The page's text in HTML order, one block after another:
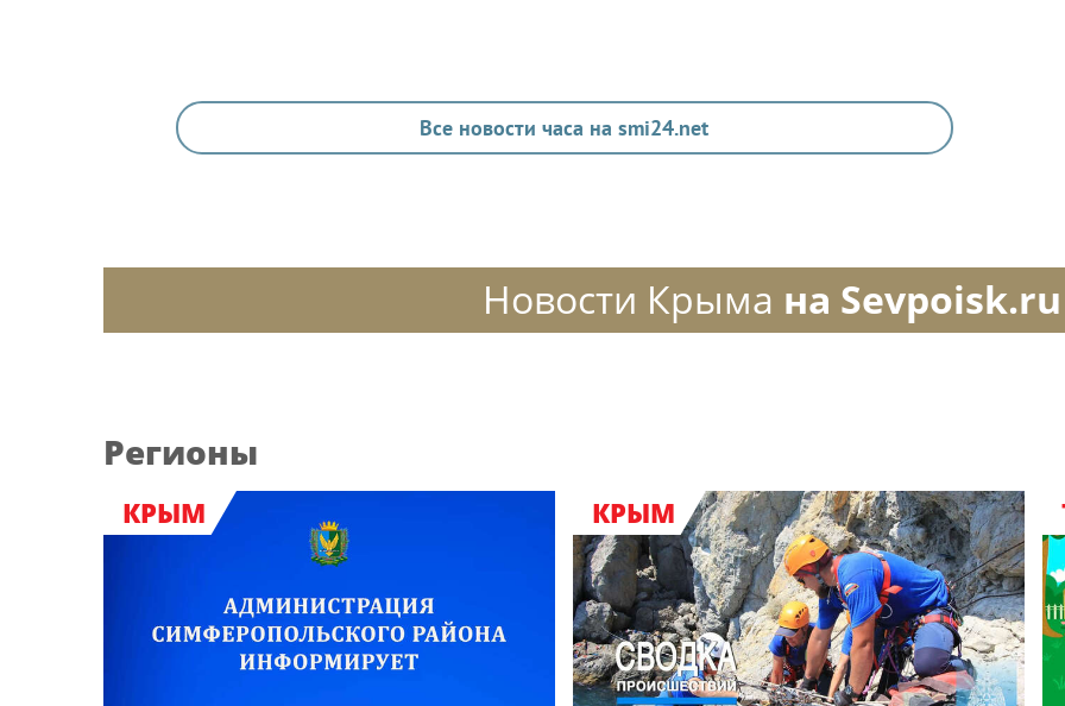
Все новости часа на smi24.net
Новости Крыма на Sevpoisk.ru
Регионы
КРЫМ КРЫМ